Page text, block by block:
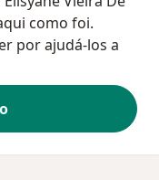
como foi.
por ajudá-los a